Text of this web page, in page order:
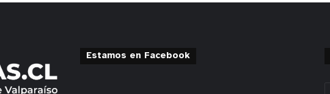
Estamos en Facebook